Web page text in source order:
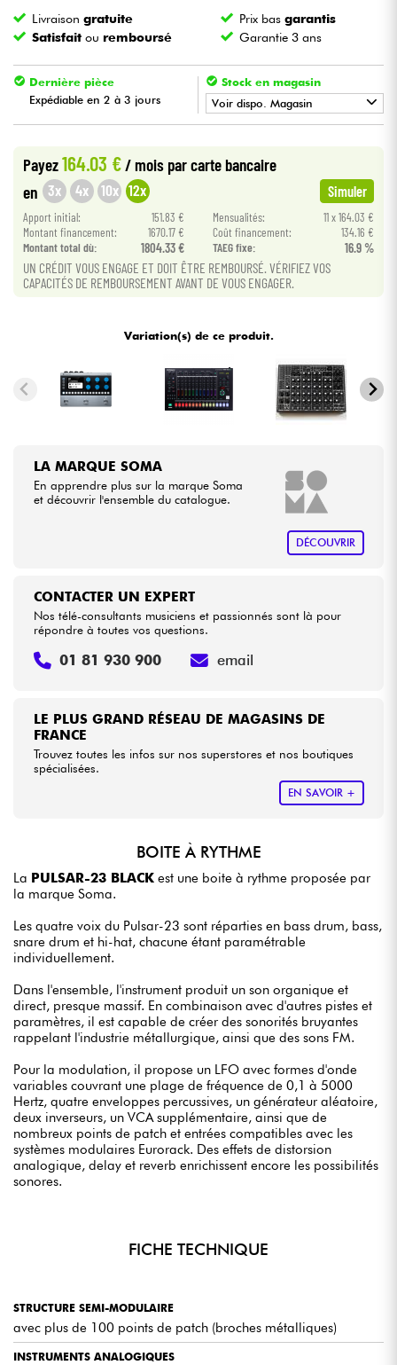
Batteries & Percu
Vents
Violons & Quatuor
Eveil Musical
Câbles & Access.
HiFi
Livraisongratuite Prix basgarantis
Satisfait ou remboursé Garantie 3 ans
Dernière pièce
Expédiable en 2 à 3 jours
Stock en magasin
Voir dispo. Magasin
Payez164.03 € / mois par carte bancaire
en 3x 4x 10x 12x Simuler
Apport initial: 151.83 € Mensualités:
11 x 164.03 €
Montant financement:
1670.17 € Coût financement:
134.16 €
Montant total dù:
1804.33 € TAEG fixe: 16.9 %
UN CRÉDIT VOUS ENGAGE ET DOIT ÊTRE REMBOURSÉ. VÉRIFIEZ VOS
CAPACITÉS DE REMBOURSEMENT AVANT DE VOUS ENGAGER.
Variation(s) de ce produit.
LA MARQUE SOMA
En apprendre plus sur la marque Soma
et découvrir l'ensemble du catalogue.
DÉCOUVRIR
LE PLUS GRAND RÉSEAU DE MAGASINS DE
FRANCE
Trouvez toutes les infos sur nos superstores et nos boutiques
spécialisées.
EN SAVOIR +
CONTACTER UN EXPERT
Nos télé-consultants musiciens et passionnés sont là pour
répondre à toutes vos questions.
01 81 930 900 email
BOITE À RYTHME
La PULSAR-23 BLACK est une boite à rythme proposée par
la marque Soma.
Les quatre voix du Pulsar-23 sont réparties en bass drum, bass,
snare drum et hi-hat, chacune étant paramétrable
individuellement.
Dans l'ensemble, l'instrument produit un son organique et
direct, presque massif. En combinaison avec d'autres pistes et
paramètres, il est capable de créer des sonorités bruyantes
rappelant l'industrie métallurgique, ainsi que des sons FM.
Pour la modulation, il propose un LFO avec formes d'onde
variables couvrant une plage de fréquence de 0,1 à 5000
Hertz, quatre enveloppes percussives, un générateur aléatoire,
deux inverseurs, un VCA supplémentaire, ainsi que de
nombreux points de patch et entrées compatibles avec les
systèmes modulaires Eurorack. Des effets de distorsion
analogique, delay et reverb enrichissent encore les possibilités
sonores.
FICHE TECHNIQUE
STRUCTURE SEMI-MODULAIRE
avec plus de 100 points de patch (broches métalliques)
INSTRUMENTS ANALOGIQUES